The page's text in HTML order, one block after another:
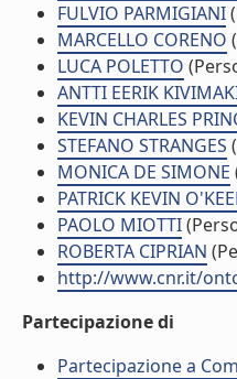
FULVIO PARMIGIANI
MARCELLO CORENO
LUCA POLETTO
ANTTI EERIK
KEVIN CHARLES
STEFANO STRANGES
MONICA DE SIMONE
PATRICK KEVIN
PAOLO MIOTTI
ROBERTA CIPRIAN
http://www.cnr.it/
Partecipazione di
Partecipazione a